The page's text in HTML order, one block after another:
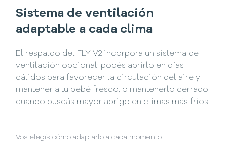
Sistema de ventilación
adaptable a cada clima
El respaldo del FLY V2 incorpora un sistema de
ventilación opcional: podés abrirlo en días
cálidos para favorecer la circulación del aire y
mantener a tu bebé fresco, o mantenerlo cerrado
cuando buscás mayor abrigo en climas más fríos.
Vos elegís cómo adaptarlo a cada momento.